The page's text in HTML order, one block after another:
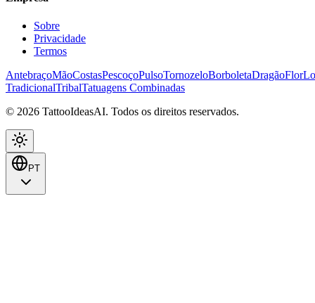
Sobre
Privacidade
Termos
AntebraçoMãoCostasPescoçoPulsoTornozeloBorboletaDragãoFlor
TradicionalTribalTatuagens Combinadas
© 2026 TattooIdeasAI. Todos os direitos reservados.
PT